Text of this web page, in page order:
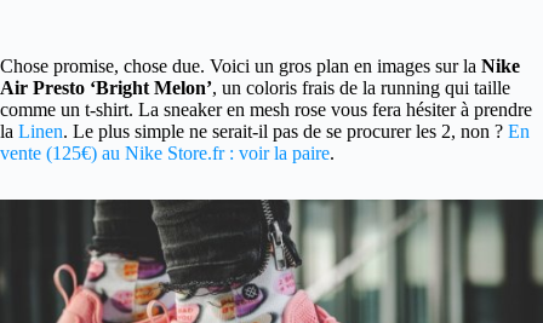
Chose promise, chose due. Voici un gros plan en images sur la Nike
Air Presto ‘Bright Melon’, un coloris frais de la running qui taille
comme un t-shirt. La sneaker en mesh rose vous fera hésiter à prendre
la Linen. Le plus simple ne serait-il pas de se procurer les 2, non ? En
vente (125€) au Nike Store.fr : voir la paire.